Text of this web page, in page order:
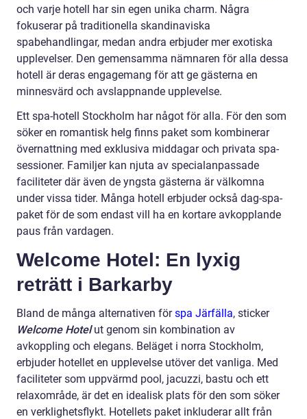
och varje hotell har sin egen unika charm. Några
fokuserar på traditionella skandinaviska
spabehandlingar, medan andra erbjuder mer exotiska
upplevelser. Den gemensamma nämnaren för alla dessa
hotell är deras engagemang för att ge gästerna en
minnesvärd och avslappnande upplevelse.
Ett spa-hotell Stockholm har något för alla. För den som
söker en romantisk helg finns paket som kombinerar
övernattning med exklusiva middagar och privata spa-
sessioner. Familjer kan njuta av specialanpassade
faciliteter där även de yngsta gästerna är välkomna
under vissa tider. Många hotell erbjuder också dag-spa-
paket för de som endast vill ha en kortare avkopplande
paus från vardagen.
Welcome Hotel: En lyxig
reträtt i Barkarby
Bland de många alternativen förspa Järfälla, sticker
Welcome Hotel ut genom sin kombination av
avkoppling och elegans. Beläget i norra Stockholm,
erbjuder hotellet en upplevelse utöver det vanliga. Med
faciliteter som uppvärmd pool, jacuzzi, bastu och ett
relaxområde, är det en idealisk plats för den som söker
en verklighetsflykt. Hotellets paket inkluderar allt från